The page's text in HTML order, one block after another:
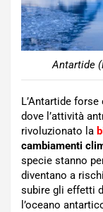
Antartide
L’Antartide
dove l’attività
rivoluzionato la
cambiamenti
specie stanno
diventano a
subire gli effetti
l’oceano